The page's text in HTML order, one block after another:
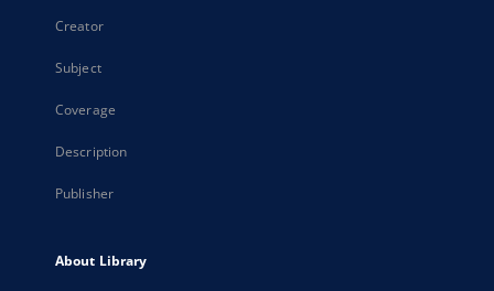
Creator
Subject
Coverage
Description
Publisher
About Library